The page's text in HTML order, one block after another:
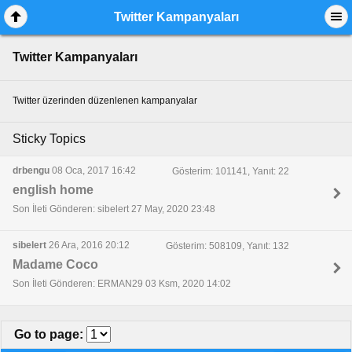
Twitter Kampanyaları
Twitter Kampanyaları
Twitter üzerinden düzenlenen kampanyalar
Sticky Topics
drbengu 08 Oca, 2017 16:42 Gösterim: 101141, Yanıt: 22
english home
Son İleti Gönderen: sibelert 27 May, 2020 23:48
sibelert 26 Ara, 2016 20:12 Gösterim: 508109, Yanıt: 132
Madame Coco
Son İleti Gönderen: ERMAN29 03 Ksm, 2020 14:02
Go to page: